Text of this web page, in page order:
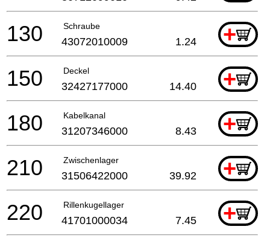
Schraube +
130 43072010009 1.24
Deckel +
150 32427177000 14.40
Kabelkanal +
180 31207346000 8.43
Zwischenlager +
210 31506422000 39.92
Rillenkugellager +
220 41701000034 7.45